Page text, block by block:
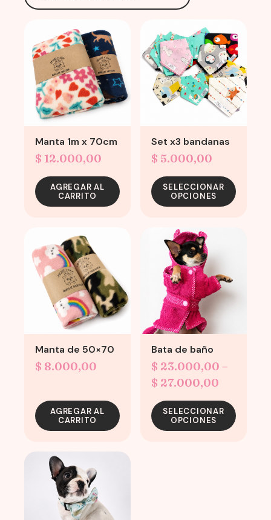
Manta 1m x 70cm
$ 12.000,00
AGREGAR AL
CARRITO
Set x3 bandanas
$ 5.000,00
SELECCIONAR
OPCIONES
product
has
multiple
variants.
The
may
chosen
the
product
Manta de 50×70
$ 8.000,00
AGREGAR AL
CARRITO
Bata de baño
$ 23.000,00 –
$ 27.000,00
range:
$
through
SELECCIONAR
OPCIONES
product
multiple
variants.
options
may
chosen
product
page
product